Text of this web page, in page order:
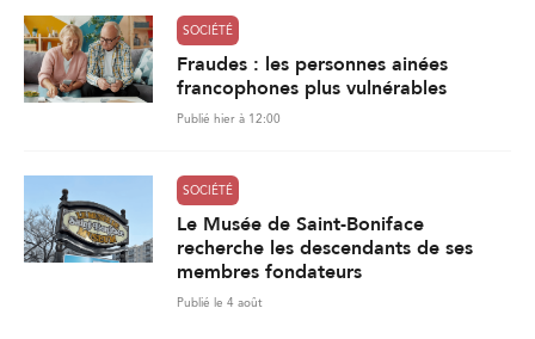
SOCIÉTÉ
Fraudes : les personnes ainées
francophones plus vulnérables
Publié hier à 12:00
SOCIÉTÉ
Le Musée de Saint-Boniface
recherche les descendants de ses
membres fondateurs
Publié le 4 août